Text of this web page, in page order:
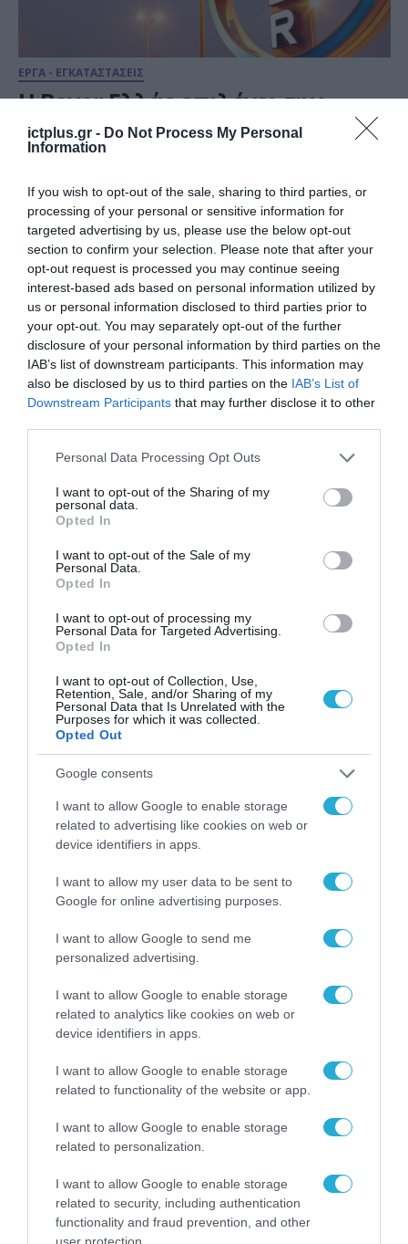
ictplus.gr - Do Not Process My Personal
Information
If you wish to opt-out of the sale, sharing to third parties, or
processing of your personal or sensitive information for
targeted advertising by us, please use the below opt-out
section to confirm your selection. Please note that after your
opt-out request is processed you may continue seeing
interest-based ads based on personal information utilized by
us or personal information disclosed to third parties prior to
your opt-out. You may separately opt-out of the further
disclosure of your personal information by third parties on the
IAB’s list of downstream participants. This information may
also be disclosed by us to third parties on the IAB’s List of
Downstream Participants that may further disclose it to other
Please note that this website/app uses one or more Google
not limited to your visit or usage behaviour. You may click to
grant or deny consent to Google and its third-party tags to
use your data for below specified purposes in below Google
consent section.
Personal Data Processing Opt Outs
I want to opt-out of the Sharing of my
personal data.
Opted In
I want to opt-out of the Sale of my
Personal Data.
Opted In
I want to opt-out of processing my
Personal Data for Targeted Advertising.
Opted In
I want to opt-out of Collection, Use,
Retention, Sale, and/or Sharing of my
Personal Data that Is Unrelated with the
Purposes for which it was collected.
Opted Out
Google consents
I want to allow Google to enable storage
related to advertising like cookies on web or
device identifiers in apps.
I want to allow my user data to be sent to
Google for online advertising purposes.
I want to allow Google to send me
personalized advertising.
I want to allow Google to enable storage
related to analytics like cookies on web or
device identifiers in apps.
I want to allow Google to enable storage
related to functionality of the website or app.
I want to allow Google to enable storage
related to personalization.
I want to allow Google to enable storage
related to security, including authentication
functionality and fraud prevention, and other
user protection.
ΕΡΓΑ - ΕΓΚΑΤΑΣΤΑΣΕΙΣ
Η Bayer Ελλάς επιλέγει την
Entersoft ως πάροχο
ηλεκτρονικής τιμολόγησης
Bayer Ελλάς: Φρόντισε την υγεία
σου με μια απλή εξέταση
αίματος!!! #PSAxou
ΚΟΙΝΩΝΙΚΗ ΔΡΑΣΗ
Η συνεργασία της Bayer Ελλάς με
τη We4all συνεχίζεται με κοινό
στόχο τη δημιουργία ενός
βιώσιμου μέλλοντος
H Bayer Ελλάς στο πλευρό του
Έλληνα επαγγελματία στην